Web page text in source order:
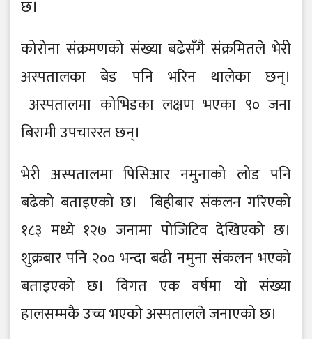
छ।
कोरोना संक्रमणको संख्या बढेसँगै संक्रमितले भेरी
अस्पतालका बेड पनि भरिन थालेका छन्।
अस्पतालमा कोभिडका लक्षण भएका ९० जना
बिरामी उपचाररत छन्।
भेरी अस्पतालमा पिसिआर नमुनाको लोड पनि
बढेको बताइएको छ। बिहीबार संकलन गरिएको
१८३ मध्ये १२७ जनामा पोजिटिव देखिएको छ।
शुक्रबार पनि २०० भन्दा बढी नमुना संकलन भएको
बताइएको छ। विगत एक वर्षमा यो संख्या
हालसम्मकै उच्च भएको अस्पतालले जनाएको छ।